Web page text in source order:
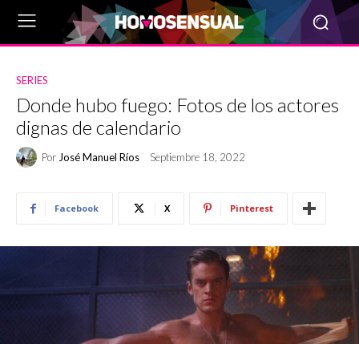
SERIES
Donde hubo fuego: Fotos de los actores
dignas de calendario
Por José Manuel Ríos Septiembre 18, 2022
Facebook X Pinterest